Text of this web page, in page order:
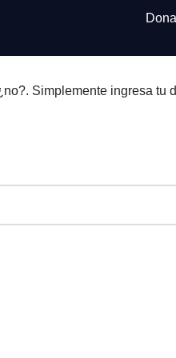
Simplemente ingresa tu